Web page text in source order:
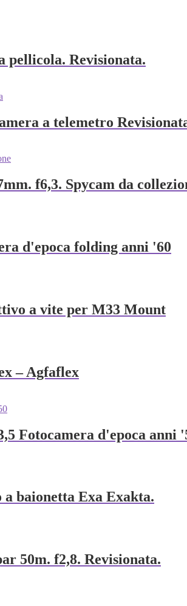
pellicola. Revisionata.
a telemetro
f6,3. Spycam da
d'epoca folding anni '60
a vite per M33 Mount
– Agfaflex
Fotocamera d'epoca anni
baionetta Exa Exakta.
50m. f2,8. Revisionata.